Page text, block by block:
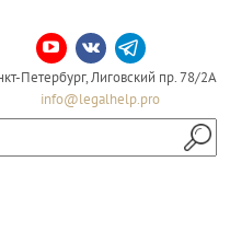
Петербург, Лиговский пр. 78/2А
info@legalhelp.pro